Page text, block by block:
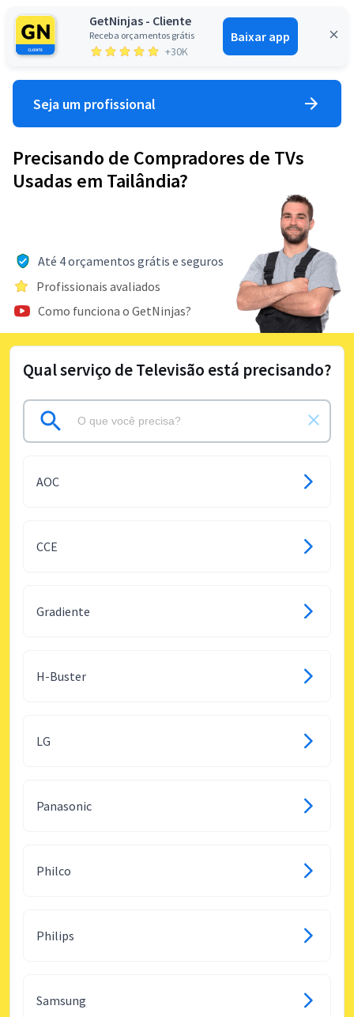
GetNinjas - Cliente
Receba orçamentos grátis
+30K
Baixar app
Entrar
Seja um profissional
Precisando de Compradores de TVs
Usadas em Tailândia?
Até 4 orçamentos grátis e seguros
Profissionais avaliados
Como funciona o GetNinjas?
Qual serviço de Televisão está precisando?
AOC
CCE
Gradiente
H-Buster
LG
Panasonic
Philco
Philips
Samsung